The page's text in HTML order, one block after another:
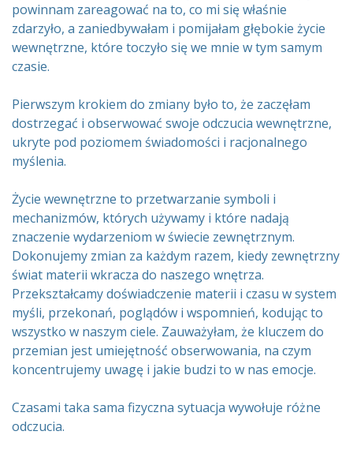
powinnam zareagować na to, co mi się właśnie
zdarzyło, a zaniedbywałam i pomijałam głębokie życie
wewnętrzne, które toczyło się we mnie w tym samym
czasie.
Pierwszym krokiem do zmiany było to, że zaczęłam
dostrzegać i obserwować swoje odczucia wewnętrzne,
ukryte pod poziomem świadomości i racjonalnego
myślenia.
Życie wewnętrzne to przetwarzanie symboli i
mechanizmów, których używamy i które nadają
znaczenie wydarzeniom w świecie zewnętrznym.
Dokonujemy zmian za każdym razem, kiedy zewnętrzny
świat materii wkracza do naszego wnętrza.
Przekształcamy doświadczenie materii i czasu w system
myśli, przekonań, poglądów i wspomnień, kodując to
wszystko w naszym ciele. Zauważyłam, że kluczem do
przemian jest umiejętność obserwowania, na czym
koncentrujemy uwagę i jakie budzi to w nas emocje.
Czasami taka sama fizyczna sytuacja wywołuje różne
odczucia.